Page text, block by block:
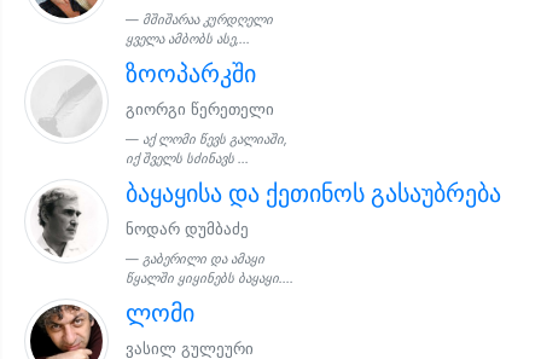
მშიშარაა კურდღელი
ყველა ამბობს ასე,...
ზოოპარკში
გიორგი წერეთელი
აქ ლომი წევს გალიაში,
იქ შველს სძინავს ...
ბაყაყისა და ქეთინოს გასაუბრება
ნოდარ დუმბაძე
გაბერილი და ამაყი
წყალში ყიყინებს ბაყაყი....
ლომი
ვასილ გულეური